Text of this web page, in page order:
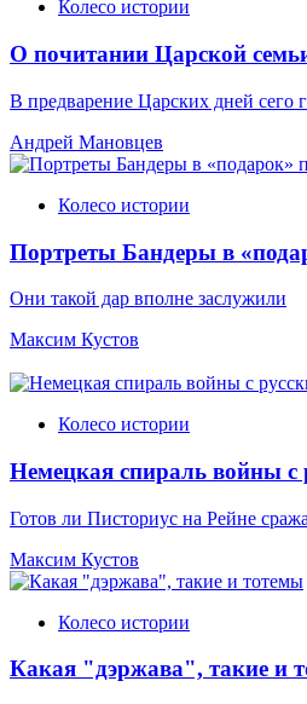
Колесо истории
О почитании Царской
В предварение Царских дней сего
Андрей Мановцев
Колесо истории
Портреты Бандеры в
Они такой дар вполне заслужили
Максим Кустов
Колесо истории
Немецкая спираль войны с
Готов ли Писториус на Рейне
Максим Кустов
Колесо истории
Какая "дэржава", такие и